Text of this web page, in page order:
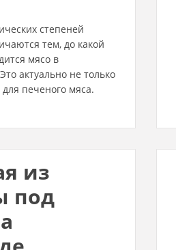
степеней
тем, до какой
мясо в
актуально не только
печеного мяса.
из
под